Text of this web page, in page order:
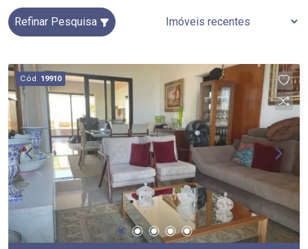
Refinar Pesquisa
Cód. 19910